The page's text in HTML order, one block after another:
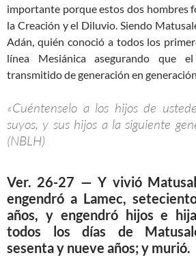
importante porque estos dos hombres
la Creación y el Diluvio. Siendo
Adán, quién conoció a todos los
línea Mesiánica asegurando que
transmitido de generación en
«Cuéntenselo a los hijos de
suyos, y sus hijos a la siguiente
(NBLH)
Ver. 26-27 — Y vivió
engendró a Lamec,
años, y engendró hijos e
todos los días de
sesenta y nueve años; y murió.